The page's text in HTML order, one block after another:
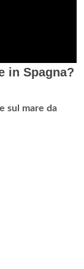
in Spagna?
sul mare da